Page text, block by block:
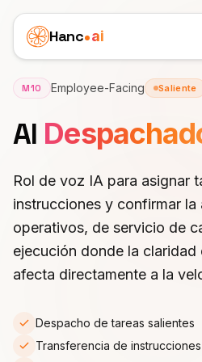
Hanc ai
Plataforma
Ecosystem
Workflow
24 roles
SIP Trunks
Agentes
Dentista
Médico
Veterinario
SERVICIOS
Clínica pediátrica
Agencia inmobiliaria
Atención a mayores
Consulta privada
Precios
Recursos
APRENDER
Documentación
Marca blanca
M10 Employee-Facing Saliente
AI
Rol de voz IA para asignar
instrucciones y confirmar
operativos, de servicio de
ejecución donde la claridad
afecta directamente a la
Despacho de tareas salientes
Transferencia de